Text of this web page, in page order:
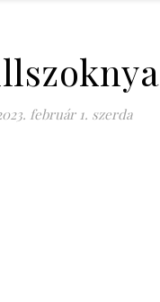
február 1. szerda